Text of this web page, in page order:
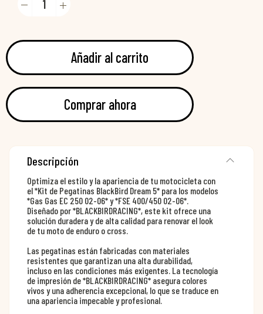
Añadir al carrito
Comprar ahora
Descripción
Optimiza el estilo y la apariencia de tu motocicleta con
el *Kit de Pegatinas BlackBird Dream 5* para los modelos
*Gas Gas EC 250 02-06* y *FSE 400/450 02-06*.
Diseñado por *BLACKBIRDRACING*, este kit ofrece una
solución duradera y de alta calidad para renovar el look
de tu moto de enduro o cross.
Las pegatinas están fabricadas con materiales
resistentes que garantizan una alta durabilidad,
incluso en las condiciones más exigentes. La tecnología
de impresión de *BLACKBIRDRACING* asegura colores
vivos y una adherencia excepcional, lo que se traduce en
una apariencia impecable y profesional.